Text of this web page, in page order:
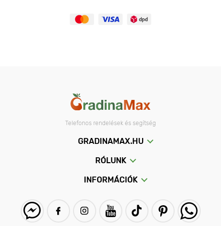
Telefonos rendelések és segítség
GRADINAMAX.HU
RÓLUNK
INFORMÁCIÓK